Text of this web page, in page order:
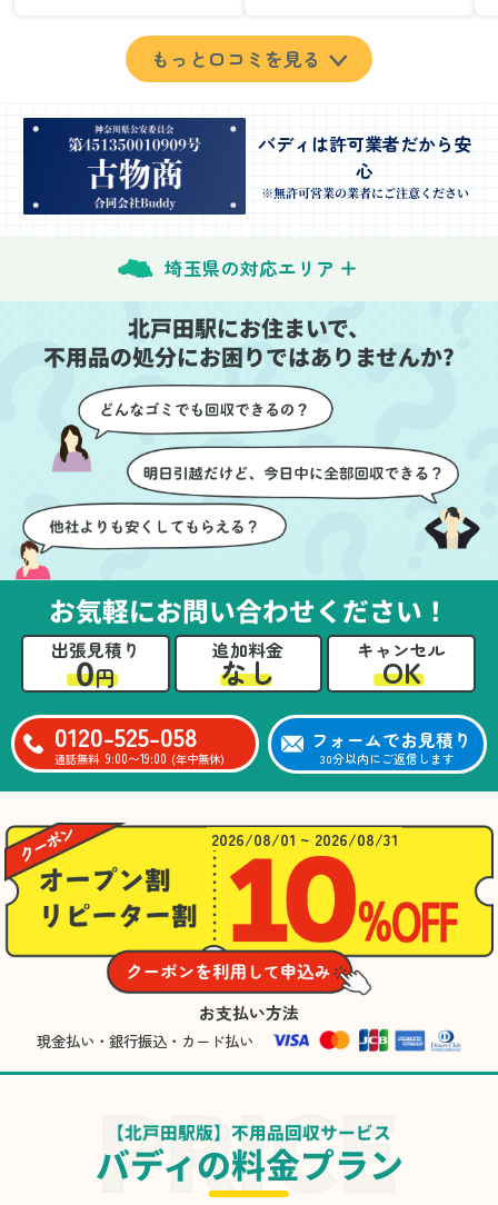
が集めた物や古い家具が
多く、自分たちだけでは
どうにもならない状態で
んが手際よく片付けてく
れたので、部屋が驚くほ
どスッキリしました。自
分では手が回らなかった
場所も含め、プロの力を
特に、物が散乱していた
イテムの仕分けを迅速か
つ丁寧に対応していただ
けたのがありがたかった
です。家族それぞれが必
要なものを確認しながら
進めることができ、安心
感を持って作業をお任せ
できました。さらに、作
業終了後には部屋全体を
清掃していただき、まる
で新しい家のような清潔
感に感動しました。
とができました。特に、
古い家具や壊れた家電な
ど、処分が難しいものが
きました。
当日は2名のスタッフが来
てくださり、作業の流れ
ちらも安心感を持って作
壁や床を傷つけないよう
に細心の注意を払ってい
ただき、家全体がスムー
ズに片付いていくのがと
ても嬉しかったです。作
業が終わった後には、こ
ちらからお願いしなくて
も部屋を簡単に清掃して
いただけたのも好印象で
した。
いても教えていただき、
今後の片付けにも役立つ
知識が増えました。また
何かあれば、ぜひお願い
心のこもったサービスを
ありがとうございまし
た。
もっと口コミを見る
バディは許可業者だから安
心
※無許可営業の業者にご注意ください
埼玉県の対応エリア
北戸田駅にお住まいで、
不用品の処分にお困りではありませんか?
お気軽にお問い合わせください！
出張見積り
0円
追加料金
なし
キャンセル
OK
0120-525-058
通話無料 9:00〜19:00 (年中無休)
フォームでお見積り
30分以内にご返信します
2026/08/01 ~ 2026/08/31
お支払い方法
現金払い・銀行振込・カード払い
【北戸田駅版】不用品回収サービス
バディの料金プラン